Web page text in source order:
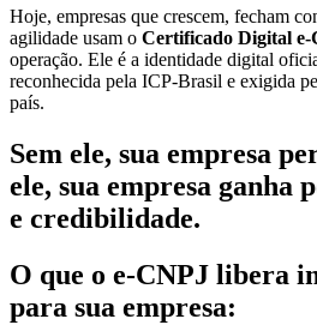
Hoje, empresas que crescem, fecham
agilidade usam o Certificado Digital e-
operação. Ele é a identidade digital
reconhecida pela ICP-Brasil e exigida
país.
Sem ele, sua empresa
ele, sua empresa ganha
e credibilidade.
O que o e-CNPJ libera
para sua empresa: